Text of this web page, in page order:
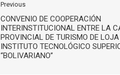
Previous
CONVENIO DE COOPERACIÓN
INTERINSTITUCIONAL ENTRE LA
PROVINCIAL DE TURISMO DE
INSTITUTO TECNOLÓGICO
“BOLIVARIANO”